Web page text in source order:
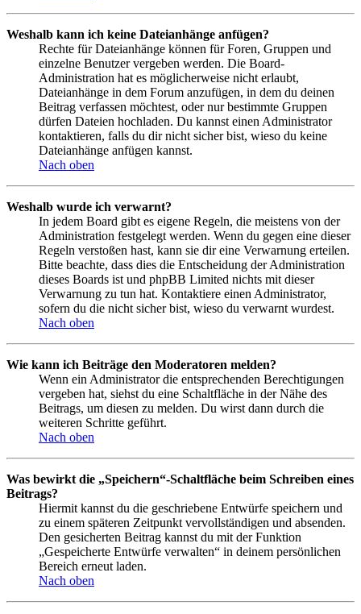
Weshalb kann ich keine Dateianhänge anfügen?
Rechte für Dateianhänge können für Foren, Gruppen und
einzelne Benutzer vergeben werden. Die Board-
Administration hat es möglicherweise nicht erlaubt,
Dateianhänge in dem Forum anzufügen, in dem du deinen
Beitrag verfassen möchtest, oder nur bestimmte Gruppen
dürfen Dateien hochladen. Du kannst einen Administrator
kontaktieren, falls du dir nicht sicher bist, wieso du keine
Dateianhänge anfügen kannst.
Nach oben
Weshalb wurde ich verwarnt?
In jedem Board gibt es eigene Regeln, die meistens von der
Administration festgelegt werden. Wenn du gegen eine dieser
Regeln verstoßen hast, kann sie dir eine Verwarnung erteilen.
Bitte beachte, dass dies die Entscheidung der Administration
dieses Boards ist und phpBB Limited nichts mit dieser
Verwarnung zu tun hat. Kontaktiere einen Administrator,
sofern du die nicht sicher bist, wieso du verwarnt wurdest.
Nach oben
Wie kann ich Beiträge den Moderatoren melden?
Wenn ein Administrator die entsprechenden Berechtigungen
vergeben hat, siehst du eine Schaltfläche in der Nähe des
Beitrags, um diesen zu melden. Du wirst dann durch die
weiteren Schritte geführt.
Nach oben
Was bewirkt die „Speichern“-Schaltfläche beim Schreiben eines
Beitrags?
Hiermit kannst du die geschriebene Entwürfe speichern und
zu einem späteren Zeitpunkt vervollständigen und absenden.
Den gesicherten Beitrag kannst du mit der Funktion
„Gespeicherte Entwürfe verwalten“ in deinem persönlichen
Bereich erneut laden.
Nach oben